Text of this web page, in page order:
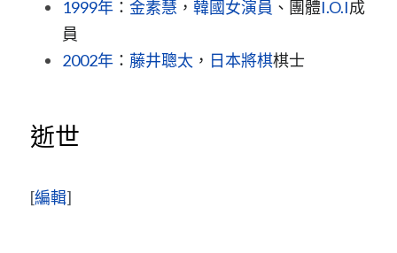
1999年 ： 金素慧 ， 韓國女演員 、團體I.O.I成
員
2002年 ： 藤井聰太 ， 日本將棋棋士
逝世
[編輯]